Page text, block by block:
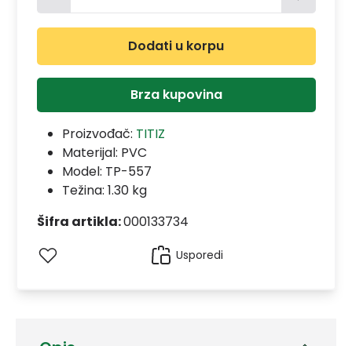
Dodati u korpu
Brza kupovina
Proizvođač: TITIZ
Materijal: PVC
Model: TP-557
Težina: 1.30 kg
Šifra artikla:000133734
Usporedi